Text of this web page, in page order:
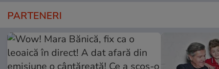
PARTENERI